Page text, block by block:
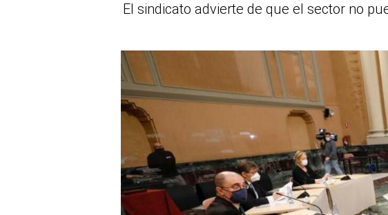
El sindicato advierte de que el sector no